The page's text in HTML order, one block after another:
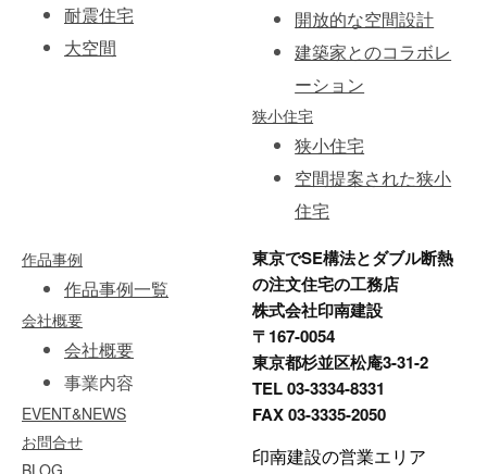
耐震住宅
大空間
開放的な空間設計
建築家とのコラボレ
ーション
狭小住宅
狭小住宅
空間提案された狭小
住宅
作品事例
作品事例一覧
会社概要
会社概要
事業内容
EVENT&NEWS
お問合せ
BLOG
東京でSE構法とダブル断熱
の注文住宅の工務店
株式会社印南建設
〒167-0054
東京都杉並区松庵3-31-2
TEL 03-3334-8331
FAX 03-3335-2050
印南建設の営業エリア